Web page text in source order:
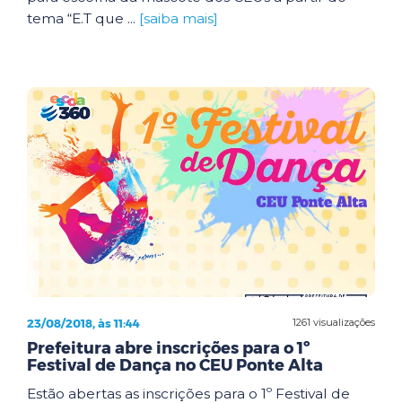
tema “E.T que ... [saiba mais]
1261 visualizações
23/08/2018, às 11:44
Prefeitura abre inscrições para o 1º
Festival de Dança no CEU Ponte Alta
Estão abertas as inscrições para o 1º Festival de